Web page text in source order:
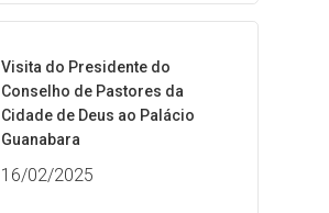
Visita do Presidente do
Conselho de Pastores da
Cidade de Deus ao Palácio
Guanabara
16/02/2025